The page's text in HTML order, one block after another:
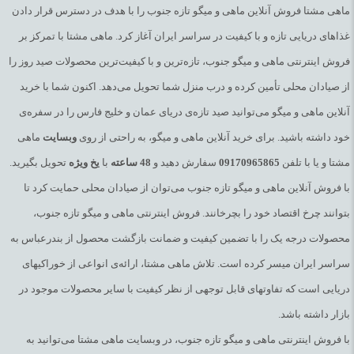
ماهی مشتا فروش آنلاین ماهی و میگو تازه جنوب را با هدف در دسترس قرار دادن
غذاهای دریایی تازه و با کیفیت در سراسر ایران آغاز کرد. ماهی مشتا با تمرکز بر
فروش اینترنتی ماهی و میگو جنوب، تازه‌ترین و با کیفیت‌ترین محصولات صید روز را
از صیادان محلی تأمین کرده و درب منزل شما تحویل می‌دهد. اکنون شما با خرید
آنلاین ماهی و میگو می‌توانید صید تازه‌ی دریای عمان و خلیج فارس را در سفره‌ی
خود داشته باشید. برای خرید آنلاین ماهی و میگو، به راحتی از روی وبسایت ماهی
مشتا و یا با تلفن 09170965865 سفارش دهید و 48 ساعته با یخ ویژه تحویل بگیرید.
با فروش آنلاین ماهی و میگو تازه جنوب می‌توان از صیادان محلی حمایت کرد تا
بتوانند چرخ اقتصاد خود را بچرخانند. فروش اینترنتی ماهی و میگو تازه جنوب،
محصولات درجه یک را با تضمین کیفیت و ضمانت بازگشت محصول از بندرعباس به
سراسر ایران میسر کرده است. تلاش ماهی مشتا، ارائه‌ی انواعی از خوراکیهای
دریایی است که تفاوتهای قابل توجهی از نظر کیفیت با سایر محصولات موجود در
بازار داشته باشد.
با فروش اینترنتی ماهی و میگو تازه جنوب، در وبسایت ماهی مشتا می‌توانید به